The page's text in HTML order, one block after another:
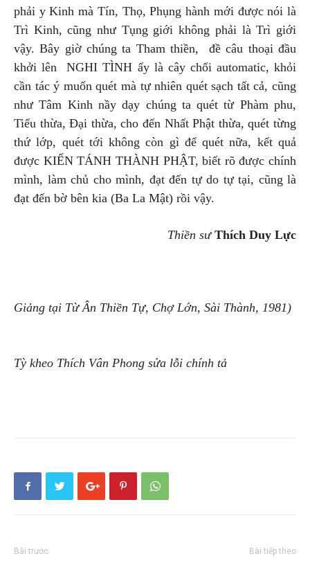
phải y Kinh mà Tín, Thọ, Phụng hành mới được nói là
Trì Kinh, cũng như Tụng giới không phải là Trì giới
vậy. Bây giờ chúng ta Tham thiền, đề câu thoại đầu
khởi lên NGHI TÌNH ấy là cây chổi automatic, khỏi
cần tác ý muốn quét mà tự nhiên quét sạch tất cả, cũng
như Tâm Kinh nầy dạy chúng ta quét từ Phàm phu,
Tiểu thừa, Đại thừa, cho đến Nhất Phật thừa, quét từng
thứ lớp, quét tới không còn gì để quét nữa, kết quả
được KIẾN TÁNH THÀNH PHẬT, biết rõ được chính
mình, làm chủ cho mình, đạt đến tự do tự tại, cũng là
đạt đến bờ bên kia (Ba La Mật) rồi vậy.
Thiền sư Thích Duy Lực
Giảng tại Từ Ân Thiền Tự, Chợ Lớn, Sài Thành, 1981)
Tỳ kheo Thích Vân Phong sửa lỗi chính tả
Bài trước Bài tiếp theo